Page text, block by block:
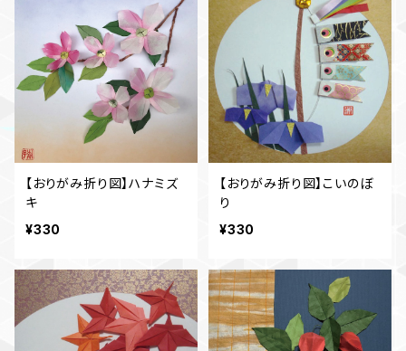
【おりがみ折り図】ハナミズ
キ
¥330
【おりがみ折り図】こいのぼ
り
¥330